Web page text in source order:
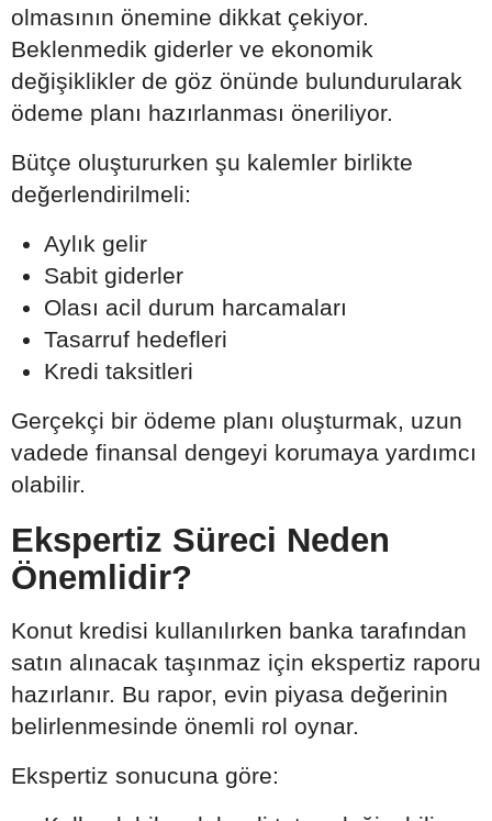
olmasının önemine dikkat çekiyor.
Beklenmedik giderler ve ekonomik
değişiklikler de göz önünde bulundurularak
ödeme planı hazırlanması öneriliyor.
Bütçe oluştururken şu kalemler birlikte
değerlendirilmeli:
Aylık gelir
Sabit giderler
Olası acil durum harcamaları
Tasarruf hedefleri
Kredi taksitleri
Gerçekçi bir ödeme planı oluşturmak, uzun
vadede finansal dengeyi korumaya yardımcı
olabilir.
Ekspertiz Süreci Neden
Önemlidir?
Konut kredisi kullanılırken banka tarafından
satın alınacak taşınmaz için ekspertiz raporu
hazırlanır. Bu rapor, evin piyasa değerinin
belirlenmesinde önemli rol oynar.
Ekspertiz sonucuna göre: